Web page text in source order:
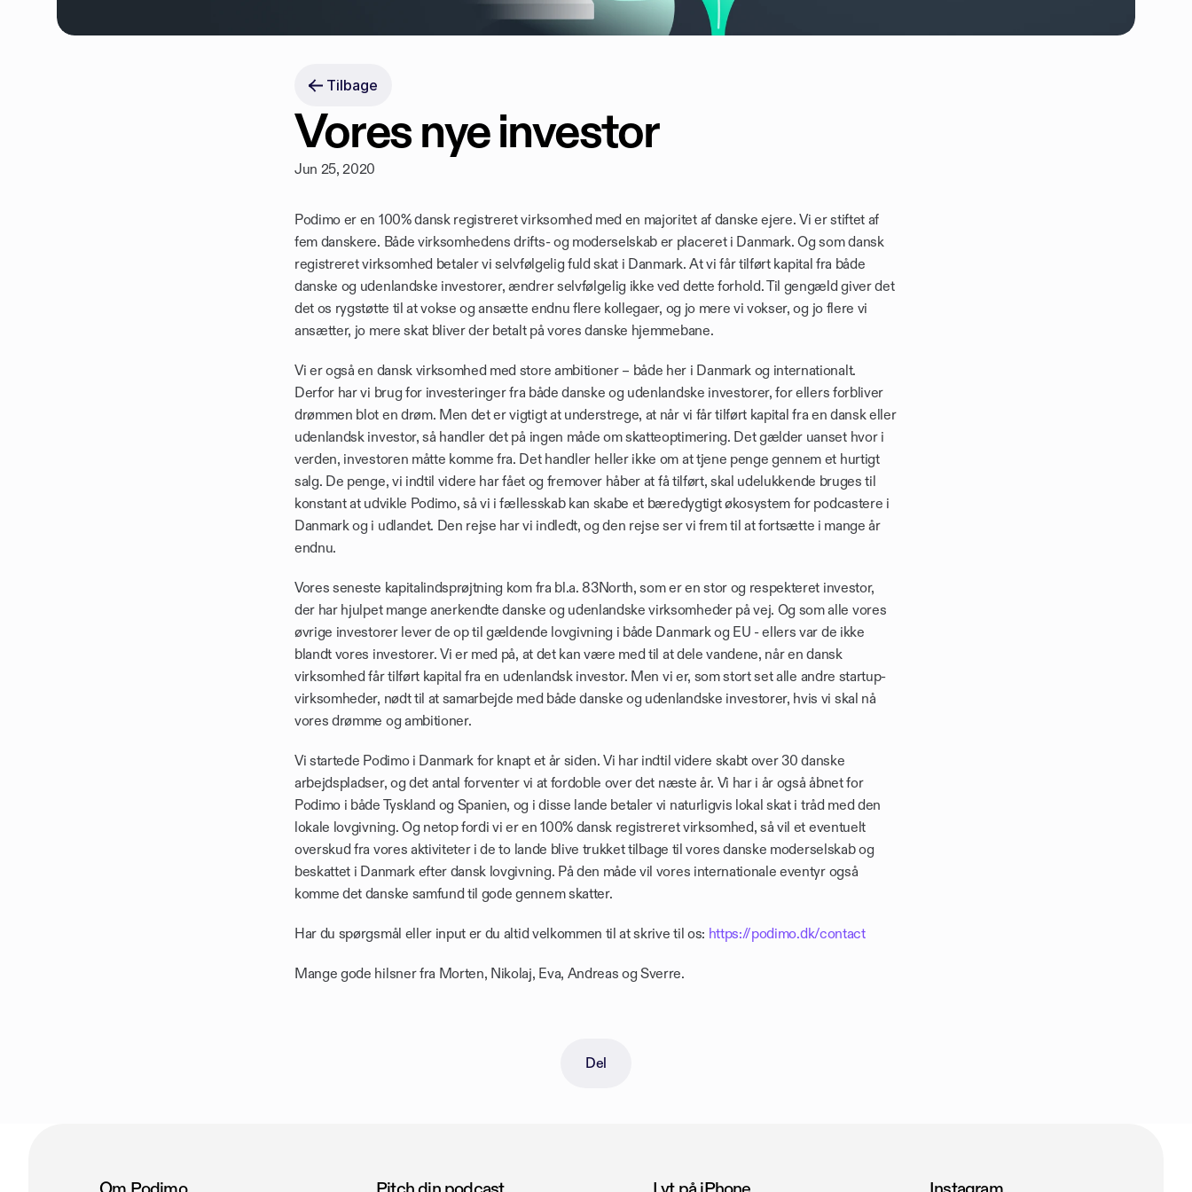
Tilbage
Vores nye investor
Jun 25, 2020
Podimo er en 100% dansk registreret virksomhed med en majoritet af danske ejere. Vi er stiftet af
fem danskere. Både virksomhedens drifts- og moderselskab er placeret i Danmark. Og som dansk
registreret virksomhed betaler vi selvfølgelig fuld skat i Danmark. At vi får tilført kapital fra både
danske og udenlandske investorer, ændrer selvfølgelig ikke ved dette forhold. Til gengæld giver det
det os rygstøtte til at vokse og ansætte endnu flere kollegaer, og jo mere vi vokser, og jo flere vi
ansætter, jo mere skat bliver der betalt på vores danske hjemmebane.
Vi er også en dansk virksomhed med store ambitioner – både her i Danmark og internationalt.
Derfor har vi brug for investeringer fra både danske og udenlandske investorer, for ellers forbliver
drømmen blot en drøm. Men det er vigtigt at understrege, at når vi får tilført kapital fra en dansk eller
udenlandsk investor, så handler det på ingen måde om skatteoptimering. Det gælder uanset hvor i
verden, investoren måtte komme fra. Det handler heller ikke om at tjene penge gennem et hurtigt
salg. De penge, vi indtil videre har fået og fremover håber at få tilført, skal udelukkende bruges til
konstant at udvikle Podimo, så vi i fællesskab kan skabe et bæredygtigt økosystem for podcastere i
Danmark og i udlandet. Den rejse har vi indledt, og den rejse ser vi frem til at fortsætte i mange år
endnu.
Vores seneste kapitalindsprøjtning kom fra bl.a. 83North, som er en stor og respekteret investor,
der har hjulpet mange anerkendte danske og udenlandske virksomheder på vej. Og som alle vores
øvrige investorer lever de op til gældende lovgivning i både Danmark og EU - ellers var de ikke
blandt vores investorer. Vi er med på, at det kan være med til at dele vandene, når en dansk
virksomhed får tilført kapital fra en udenlandsk investor. Men vi er, som stort set alle andre startup-
virksomheder, nødt til at samarbejde med både danske og udenlandske investorer, hvis vi skal nå
vores drømme og ambitioner.
Vi startede Podimo i Danmark for knapt et år siden. Vi har indtil videre skabt over 30 danske
arbejdspladser, og det antal forventer vi at fordoble over det næste år. Vi har i år også åbnet for
Podimo i både Tyskland og Spanien, og i disse lande betaler vi naturligvis lokal skat i tråd med den
lokale lovgivning. Og netop fordi vi er en 100% dansk registreret virksomhed, så vil et eventuelt
overskud fra vores aktiviteter i de to lande blive trukket tilbage til vores danske moderselskab og
beskattet i Danmark efter dansk lovgivning. På den måde vil vores internationale eventyr også
komme det danske samfund til gode gennem skatter.
Har du spørgsmål eller input er du altid velkommen til at skrive til os: https://podimo.dk/contact
Mange gode hilsner fra Morten, Nikolaj, Eva, Andreas og Sverre.
Del